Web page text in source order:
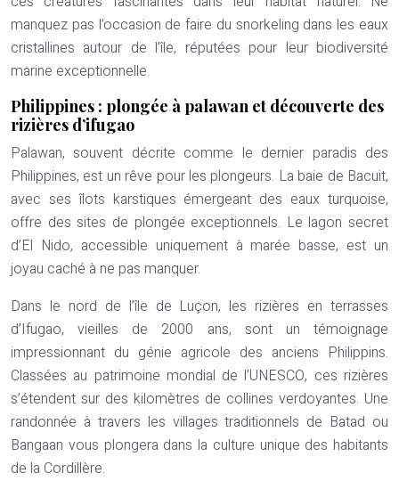
manquez pas l’occasion de faire du snorkeling dans les eaux
cristallines autour de l’île, réputées pour leur biodiversité
marine exceptionnelle.
Philippines : plongée à palawan et découverte des
rizières d’ifugao
Palawan, souvent décrite comme le dernier paradis des
Philippines, est un rêve pour les plongeurs. La baie de Bacuit,
avec ses îlots karstiques émergeant des eaux turquoise,
offre des sites de plongée exceptionnels. Le lagon secret
d’El Nido, accessible uniquement à marée basse, est un
joyau caché à ne pas manquer.
Dans le nord de l’île de Luçon, les rizières en terrasses
d’Ifugao, vieilles de 2000 ans, sont un témoignage
impressionnant du génie agricole des anciens Philippins.
Classées au patrimoine mondial de l’UNESCO, ces rizières
s’étendent sur des kilomètres de collines verdoyantes. Une
randonnée à travers les villages traditionnels de Batad ou
Bangaan vous plongera dans la culture unique des habitants
de la Cordillère.